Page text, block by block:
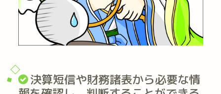
決算短信や財務諸表から必要な情